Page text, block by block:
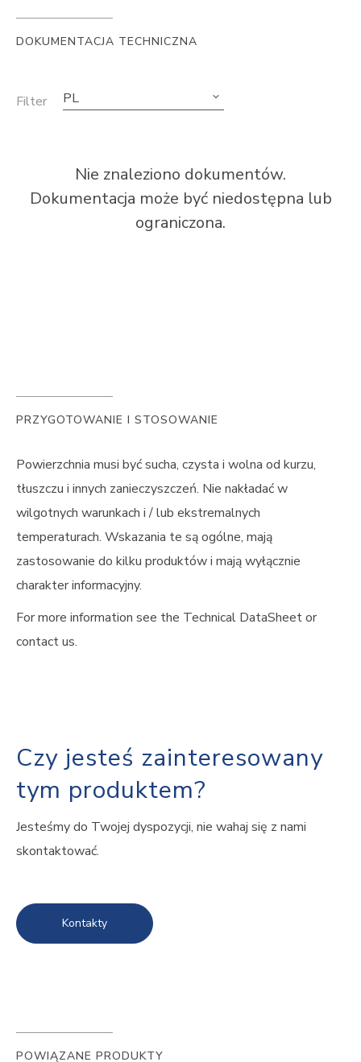
DOKUMENTACJA TECHNICZNA
Filter PL
Nie znaleziono dokumentów.
Dokumentacja może być niedostępna lub
ograniczona.
PRZYGOTOWANIE I STOSOWANIE
Powierzchnia musi być sucha, czysta i wolna od kurzu,
tłuszczu i innych zanieczyszczeń. Nie nakładać w
wilgotnych warunkach i / lub ekstremalnych
temperaturach. Wskazania te są ogólne, mają
zastosowanie do kilku produktów i mają wyłącznie
charakter informacyjny.
For more information see the Technical DataSheet or
contact us.
Czy jesteś zainteresowany
tym produktem?
Jesteśmy do Twojej dyspozycji, nie wahaj się z nami
skontaktować.
Kontakty
POWIĄZANE PRODUKTY